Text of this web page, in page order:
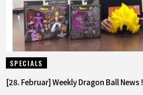
SPECIALS
[28. Februar] Weekly Dragon Ball News !